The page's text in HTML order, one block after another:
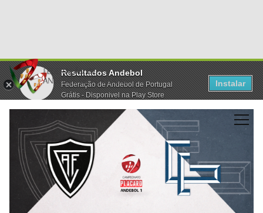
Resultados Andebol
Federação de Andebol de Portugal
Grátis - Disponivel na Play Store
Instalar